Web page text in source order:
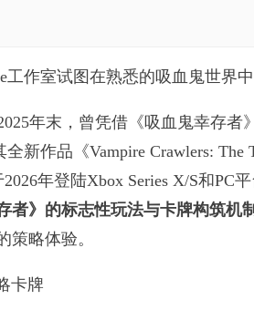
作室试图在熟悉的吸血鬼世界中
年末，曾凭借《吸血鬼幸存者
新作品《Vampire Crawlers: The
年登陆Xbox Series X/S和PC
者》的标志性玩法与卡牌构筑机
策略体验。
卡牌